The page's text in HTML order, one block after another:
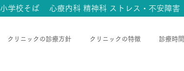
学校そば 心療内科 精神科 ストレス・不安障害
クリニックの診療方針 クリニックの特徴 診療時間